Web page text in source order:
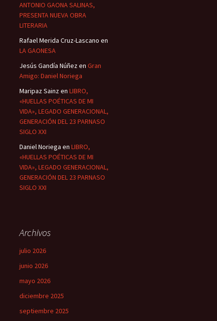
ANTONIO GAONA SALINAS,
PRESENTA NUEVA OBRA
LITERARIA
Rafael Merida Cruz-Lascano en
LA GAONESA
Jesús Gandía Núñezen Gran
Amigo: Daniel Noriega
Maripaz Sainzen LIBRO,
«HUELLAS POÉTICAS DE MI
VIDA», LEGADO GENERACIONAL,
GENERACIÓN DEL 23 PARNASO
SIGLO XXI
Daniel Noriega en LIBRO,
«HUELLAS POÉTICAS DE MI
VIDA», LEGADO GENERACIONAL,
GENERACIÓN DEL 23 PARNASO
SIGLO XXI
Archivos
julio 2026
junio 2026
mayo 2026
diciembre 2025
septiembre 2025